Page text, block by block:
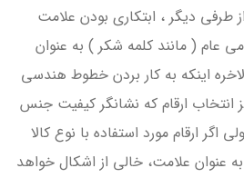
طرفی دیگر ، ابتکاری بودن علامت
عام ( مانند کلمه شکر ) به عنوان
اینکه به کار بردن خطوط هندسی
انتخاب ارقام که نشانگر کیفیت جنس
اگر ارقام مورد استفاده با نوع کالا
عنوان علامت، خالی از اشکال خواهد